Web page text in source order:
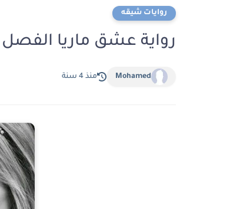
روايات شيقه
رواية عشق ماريا الفصل
Mohamed منذ 4 سنة